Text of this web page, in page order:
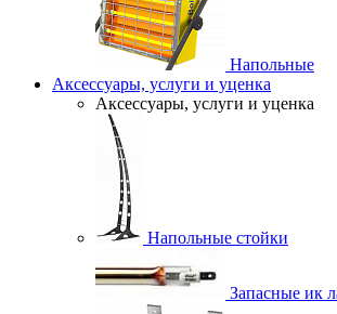
Напольные
Аксессуары, услуги и уценка
Аксессуары, услуги и уценка
Напольные стойки
Запасные ик